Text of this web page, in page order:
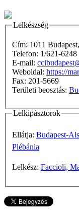
Lelkészség
Cím: 1011
Telefon: 1/621-6248
E-mail:
Weboldal: https://
Fax: 201-5669
Területi beosztás:
Lelkipásztorok
Ellátja: Budapest-
Plébánia
Lelkész: Faccioli,